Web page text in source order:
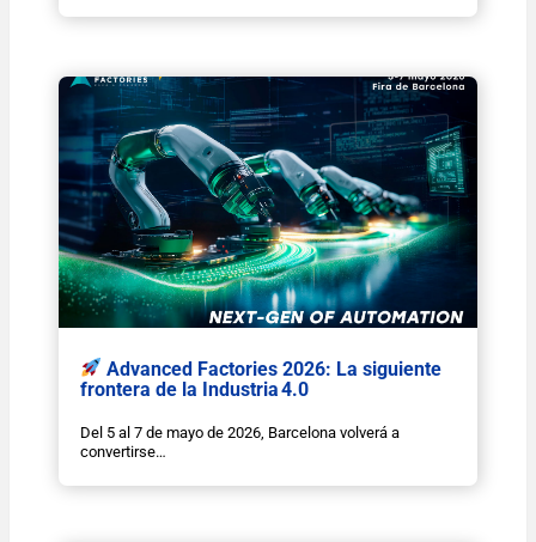
Advanced Factories 2026: La siguiente
frontera de la Industria 4.0
Del 5 al 7 de mayo de 2026, Barcelona volverá a
convertirse…